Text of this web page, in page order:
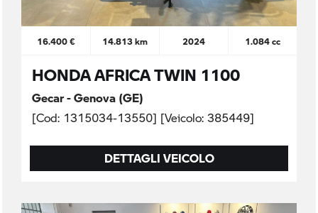
16.400 € 14.813 km 2024 1.084 cc
HONDA AFRICA TWIN 1100
Gecar - Genova (GE)
[Cod: 1315034-13550] [Veicolo: 385449]
DETTAGLI VEICOLO